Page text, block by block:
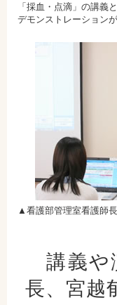
「採血・点滴」の講義
デモンストレーション
▲看護部管理室看護師
講義や
長、宮越